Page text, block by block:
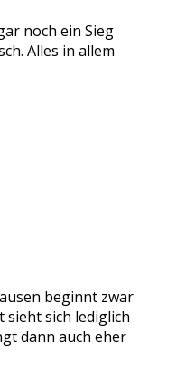
noch ein Sieg
Alles in allem
beginnt zwar
sieht sich lediglich
dann auch eher